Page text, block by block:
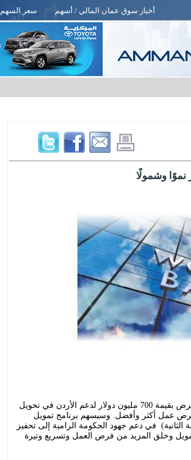
أخبار سوق عمان المالي / أسهم سعر السهم
نموًا وشمولًا
وافق مجلس المدراء التنفيذيين للبنك الدولي على قرض بقيمة 700 مليون دولار لدعم الأردن في تحويل
عمل أكثر وأفضل. وسيسهم برنامج تمويل
الثانية) في دعم جهود الحكومة الرامية إلى تحفيز
وخلق المزيد من فرص العمل وتسريع وتيرة